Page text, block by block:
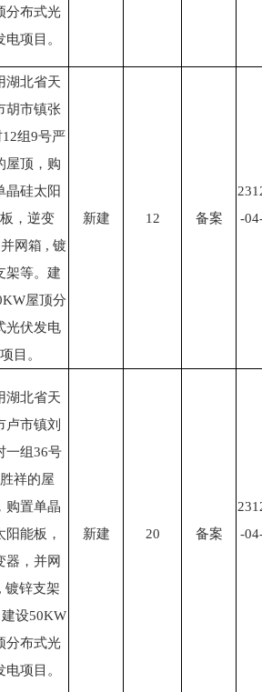
分布式光
电项目。
湖北省天
胡市镇张
12组9号严
屋顶，购
晶硅太阳
，逆变
网箱 , 镀
架等。建
屋顶分
光伏发电
项目。
新建 12 备案
-
湖北省天
卢市镇刘
一组36号
祥的屋
购置单晶
阳能板，
器，并网
镀锌支架
设50KW
分布式光
电项目。
新建 20 备案
-